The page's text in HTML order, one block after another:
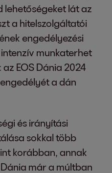
lehetőségeket lát az
a hitelszolgáltatói
engedélyezési
munkaterhet
EOS Dánia 2024
a dán
és irányítási
sokkal több
korábban, annak
már a múltban